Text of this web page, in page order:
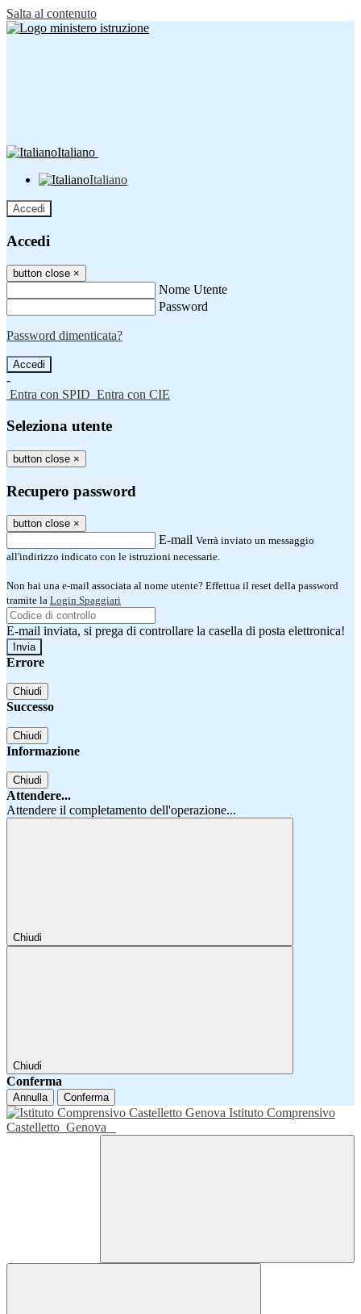
Salta al contenuto
Italiano
Italiano
Accedi
Accedi
button close ×
Nome Utente
Password
Password dimenticata?
-
Entra con SPID Entra con CIE
Seleziona utente
button close ×
Recupero password
button close ×
E-mail Verrà inviato un messaggio
all'indirizzo indicato con le istruzioni necessarie.
Non hai una e-mail associata al nome utente? Effettua il reset della password
tramite la Login Spaggiari
E-mail inviata, si prega di controllare la casella di posta elettronica!
Errore
Chiudi
Successo
Chiudi
Informazione
Chiudi
Attendere...
Attendere il completamento dell'operazione...
Chiudi
Chiudi
Conferma
Annulla Conferma
Istituto Comprensivo
Castelletto Genova